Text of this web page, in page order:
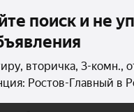
поиск и не
вторичка, 3-комн.,
Ростов-Главный в